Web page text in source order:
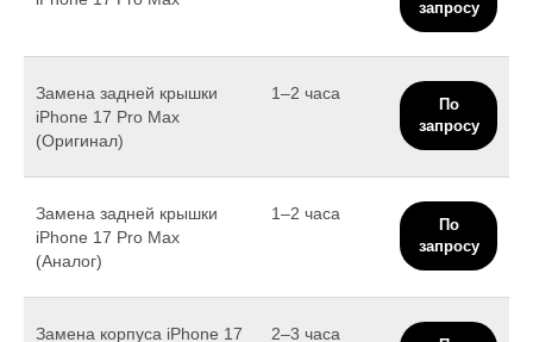
запросу
Замена задней крышки
iPhone 17 Pro Max
(Оригинал)
1–2 часа
По
запросу
Замена задней крышки
iPhone 17 Pro Max
(Аналог)
1–2 часа
По
запросу
Замена корпуса iPhone 17
2–3 часа